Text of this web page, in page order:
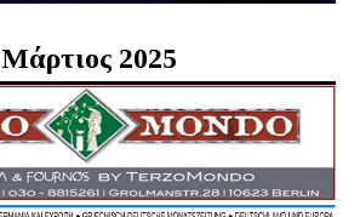
Μάρτιος 2025